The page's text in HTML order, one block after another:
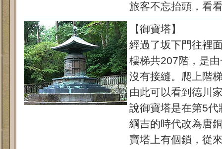
旅客不忘抬頭，看
【御寶塔】
經過了坂下門往裡
樓梯共207階，是
沒有接縫。爬上階
由此可以看到德川
說御寶塔是在第5代
綱吉的時代改為唐
寶塔上有個鎖，從